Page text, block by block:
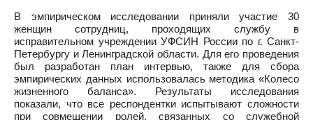
В эмпирическом исследовании приняли участие 30
женщин сотрудниц, проходящих службу в
исправительном учреждении УФСИН России по г. Санкт-
Петербургу и Ленинградской области. Для его проведения
был разработан план интервью, также для сбора
эмпирических данных использовалась методика «Колесо
жизненного баланса». Результаты исследования
показали, что все респондентки испытывают сложности
при совмещении ролей, связанных со служебной